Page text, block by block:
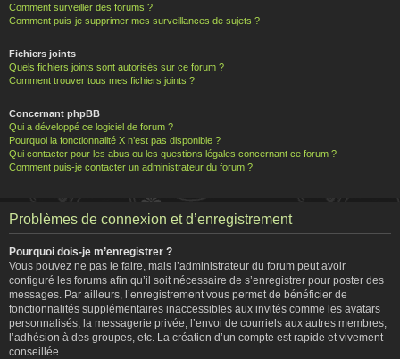
Comment surveiller des forums ?
Comment puis-je supprimer mes surveillances de sujets ?
Fichiers joints
Quels fichiers joints sont autorisés sur ce forum ?
Comment trouver tous mes fichiers joints ?
Concernant phpBB
Qui a développé ce logiciel de forum ?
Pourquoi la fonctionnalité X n’est pas disponible ?
Qui contacter pour les abus ou les questions légales concernant ce forum ?
Comment puis-je contacter un administrateur du forum ?
Problèmes de connexion et d’enregistrement
Pourquoi dois-je m’enregistrer ?
Vous pouvez ne pas le faire, mais l’administrateur du forum peut avoir
configuré les forums afin qu’il soit nécessaire de s’enregistrer pour poster des
messages. Par ailleurs, l’enregistrement vous permet de bénéficier de
fonctionnalités supplémentaires inaccessibles aux invités comme les avatars
personnalisés, la messagerie privée, l’envoi de courriels aux autres membres,
l’adhésion à des groupes, etc. La création d’un compte est rapide et vivement
conseillée.